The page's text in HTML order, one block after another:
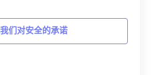
们对安全的承诺